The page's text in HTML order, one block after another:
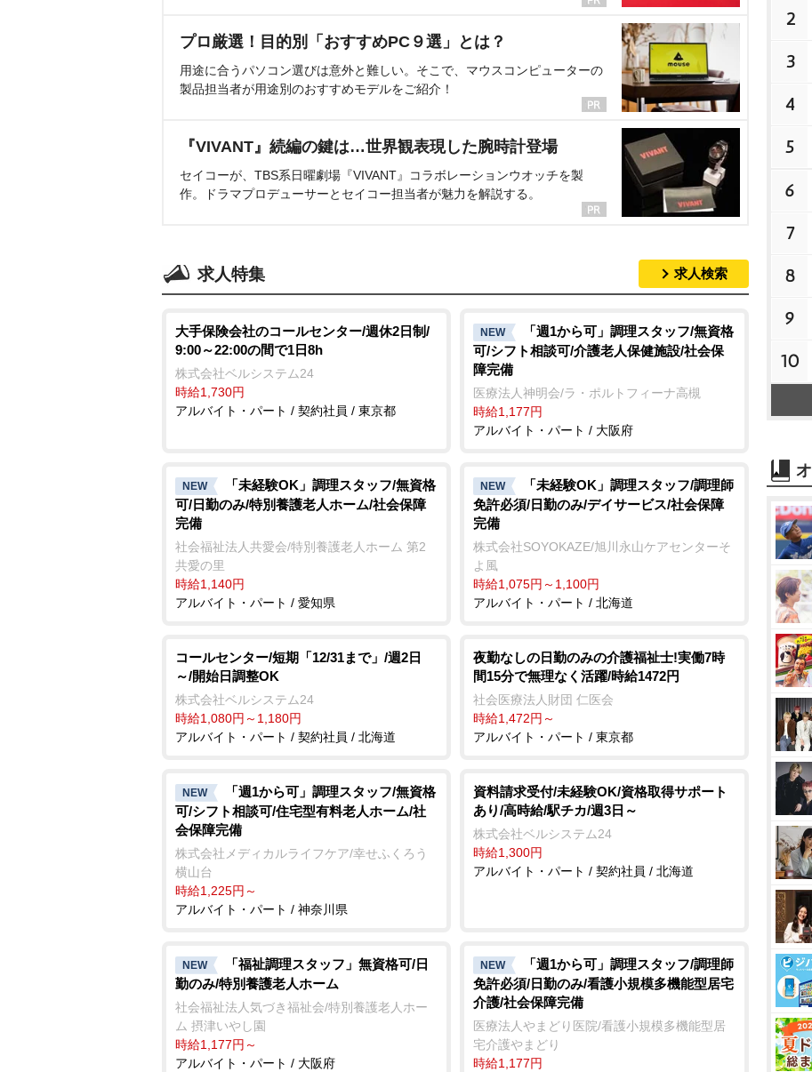
プロ厳選！目的別「おすすめPC９選」とは？
用途に合うパソコン選びは意外と難しい。そこで、マウスコンピューターの
製品担当者が用途別のおすすめモデルをご紹介！
『VIVANT』続編の鍵は…世界観表現した腕時計登場
セイコーが、TBS系日曜劇場『VIVANT』コラボレーションウオッチを製
作。ドラマプロデューサーとセイコー担当者が魅力を解説する。
求人特集 求人検索
大手保険会社のコールセンター/週休2日制/
9:00～22:00の間で1日8h
株式会社ベルシステム24
時給1,730円
アルバイト・パート / 契約社員 / 東京都
NEW
「週1から可」調理スタッフ/無資格
可/シフト相談可/介護老人保健施設/社会保
障完備
医療法人神明会/ラ・ポルトフィーナ高槻
時給1,177円
アルバイト・パート / 大阪府
NEW
「未経験OK」調理スタッフ/無資格
可/日勤のみ/特別養護老人ホーム/社会保障
完備
社会福祉法人共愛会/特別養護老人ホーム 第2
共愛の里
時給1,140円
アルバイト・パート / 愛知県
NEW
「未経験OK」調理スタッフ/調理師
免許必須/日勤のみ/デイサービス/社会保障
完備
株式会社SOYOKAZE/旭川永山ケアセンターそ
よ風
時給1,075円～1,100円
アルバイト・パート / 北海道
コールセンター/短期「12/31まで」/週2日
～/開始日調整OK
株式会社ベルシステム24
時給1,080円～1,180円
アルバイト・パート / 契約社員 / 北海道
夜勤なしの日勤のみの介護福祉士!実働7時
間15分で無理なく活躍/時給1472円
社会医療法人財団 仁医会
時給1,472円～
アルバイト・パート / 東京都
NEW
「週1から可」調理スタッフ/無資格
可/シフト相談可/住宅型有料老人ホーム/社
会保障完備
株式会社メディカルライフケア/幸せふくろう
横山台
時給1,225円～
アルバイト・パート / 神奈川県
資料請求受付/未経験OK/資格取得サポート
あり/高時給/駅チカ/週3日～
株式会社ベルシステム24
時給1,300円
アルバイト・パート / 契約社員 / 北海道
NEW
「福祉調理スタッフ」無資格可/日
勤のみ/特別養護老人ホーム
社会福祉法人気づき福祉会/特別養護老人ホー
ム 摂津いやし園
時給1,177円～
アルバイト・パート / 大阪府
NEW
「週1から可」調理スタッフ/調理師
免許必須/日勤のみ/看護小規模多機能型居宅
介護/社会保障完備
医療法人やまどり医院/看護小規模多機能型居
宅介護やまどり
時給1,177円
2
3
4
5
6
7
8
9
10